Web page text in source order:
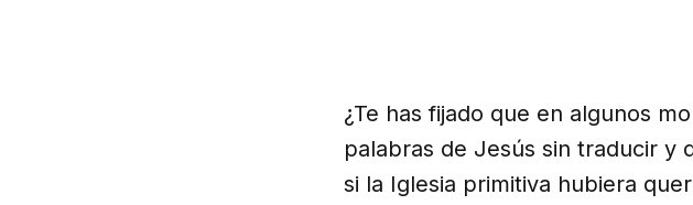
¿Te has fijado que en algunos
palabras de Jesús sin traducir y
si la Iglesia primitiva hubiera